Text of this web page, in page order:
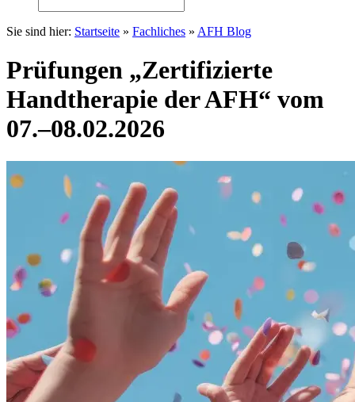
Sie sind hier: Startseite » Fachliches » AFH Blog
Prüfungen „Zertifizierte
Handtherapie der AFH“ vom
07.–08.02.2026